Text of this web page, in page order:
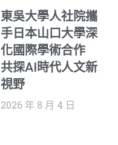
東吳大學人社院攜
手日本山口大學深
化國際學術合作
共探AI時代人文新
視野
2026 年 8 月 4 日